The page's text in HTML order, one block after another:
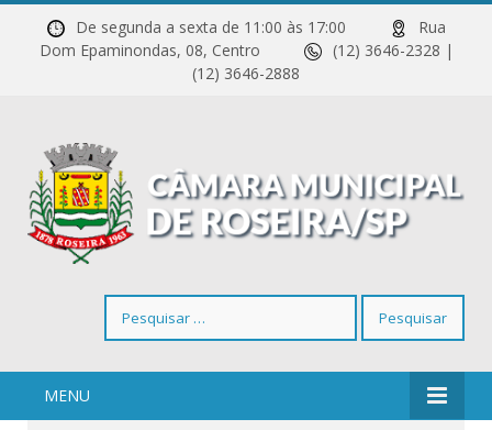
De segunda a sexta de 11:00 às 17:00
Rua
Dom Epaminondas, 08, Centro
(12) 3646-2328 |
(12) 3646-2888
por:
MENU